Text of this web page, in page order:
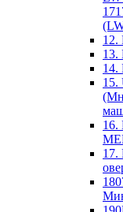
12.
13.
14.
15.
16.
17.